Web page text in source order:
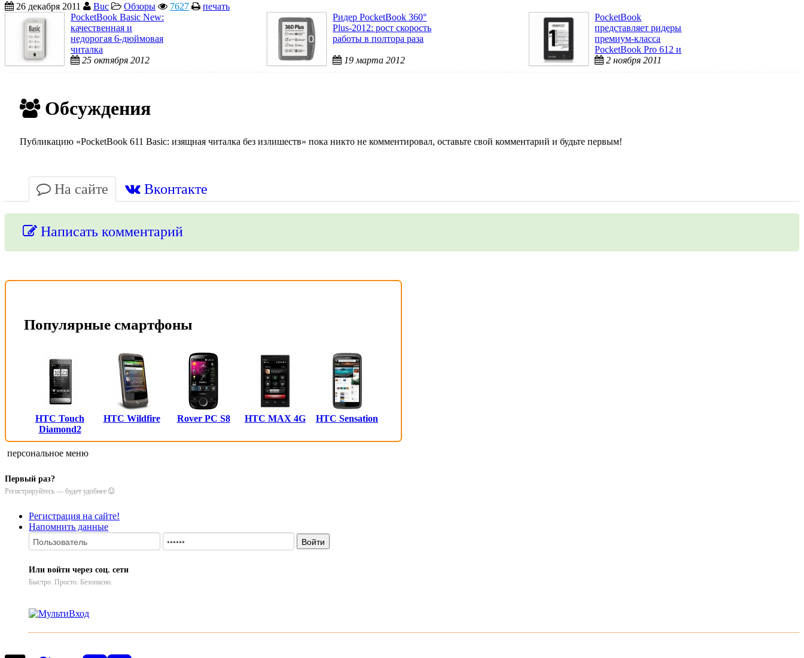
26 декабря 2011 Buc Обзоры 7627
печать
PocketBook Basic New:
качественная и
недорогая 6-дюймовая
читалка
25 октября 2012
Ридер PocketBook 360°
Plus-2012: рост скорость
работы в полтора раза
19 марта 2012
PocketBook
представляет ридеры
премиум-класса
PocketBook Pro 612 и
912 Educ ...
2 ноября 2011
Обсуждения
Публикацию «PocketBook 611 Basic: изящная читалка без излишеств» пока никто не комментировал, оставьте свой комментарий и будьте первым!
На сайте Вконтакте
Написать комментарий
Упссс!
Или войти через соц. сети
Это очень просто и безопасно!
Популярные смартфоны
HTC Touch
Diamond2
HTC Wildfire Rover PC S8 HTC MAX 4G HTC Sensation
персональное меню
Первый раз?
Регистрируйтесь — будет удобнее
Регистрация на сайте!
Напомнить данные
Войти
Или войти через соц. сети
Быстро. Просто. Безопасно.